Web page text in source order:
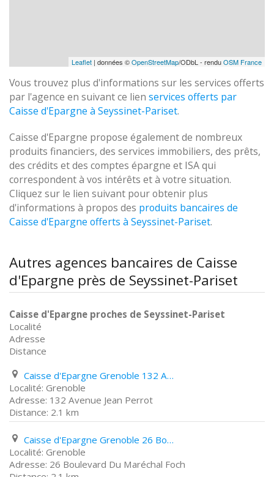
Leaflet | données ©OpenStreetMap/ODbL - renduOSM France
Vous trouvez plus d'informations sur les services offerts
par l'agence en suivant ce lien services offerts par
Caisse d'Epargne à Seyssinet-Pariset.
Caisse d'Epargne propose également de nombreux
produits financiers, des services immobiliers, des prêts,
des crédits et des comptes épargne et ISA qui
correspondent à vos intérêts et à votre situation.
Cliquez sur le lien suivant pour obtenir plus
d'informations à propos des produits bancaires de
Caisse d'Epargne offerts à Seyssinet-Pariset.
Autres agences bancaires de Caisse
d'Epargne près de Seyssinet-Pariset
Caisse d'Epargne proches de Seyssinet-Pariset
Localité
Adresse
Distance
Caisse d'Epargne Grenoble 132 Avenue Jean Perrot
Grenoble
132 Avenue Jean Perrot
2.1 km
Caisse d'Epargne Grenoble 26 Boulevard Du Maréchal Foch
Grenoble
26 Boulevard Du Maréchal Foch